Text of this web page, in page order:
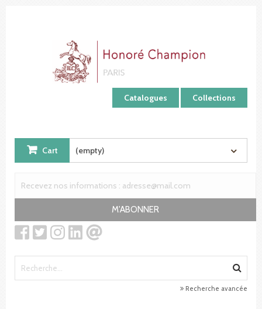
Catalogues Collections
Cart (empty)
M'ABONNER
Recherche avancée